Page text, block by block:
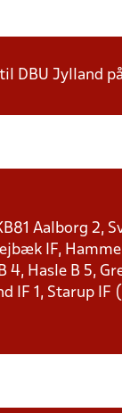
DBU Jylland på
Aalborg 2,
IF,
4, Hasle B 5,
IF 1, Starup